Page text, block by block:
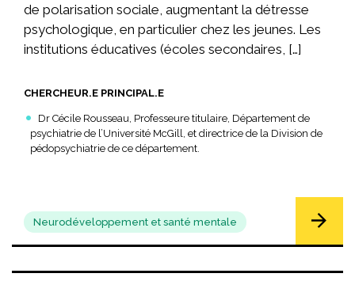
de polarisation sociale, augmentant la détresse
psychologique, en particulier chez les jeunes. Les
institutions éducatives (écoles secondaires, […]
CHERCHEUR.E PRINCIPAL.E
Dr Cécile Rousseau, Professeure titulaire, Département de
psychiatrie de l’Université McGill, et directrice de la Division de
pédopsychiatrie de ce département.
Neurodéveloppement et santé mentale